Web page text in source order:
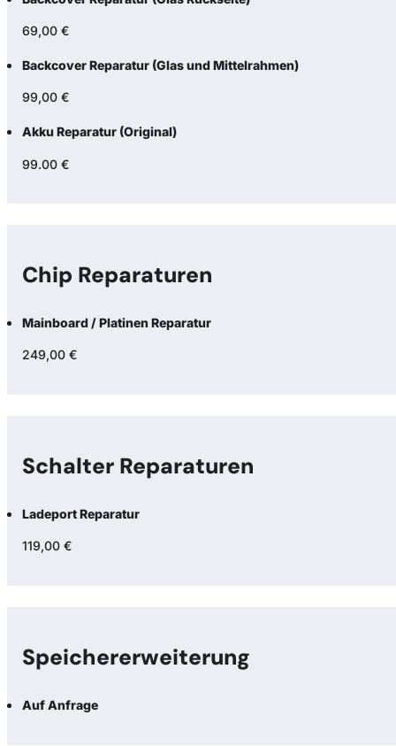
69,00 €
Backcover Reparatur (Glas und Mittelrahmen)
99,00 €
Akku Reparatur (Original)
99.00 €
Chip Reparaturen
Mainboard / Platinen Reparatur
249,00 €
Schalter Reparaturen
Ladeport Reparatur
119,00 €
Speicher­erweiterung
Auf Anfrage